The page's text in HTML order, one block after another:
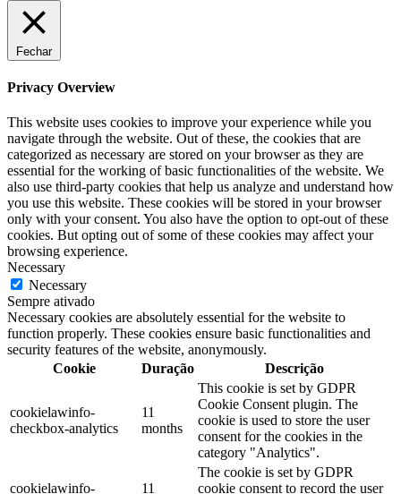
Fechar
Privacy Overview
This website uses cookies to improve your experience while you
navigate through the website. Out of these, the cookies that are
categorized as necessary are stored on your browser as they are
essential for the working of basic functionalities of the website. We
also use third-party cookies that help us analyze and understand how
you use this website. These cookies will be stored in your browser
only with your consent. You also have the option to opt-out of these
cookies. But opting out of some of these cookies may affect your
browsing experience.
Necessary
Necessary
Sempre ativado
Necessary cookies are absolutely essential for the website to
function properly. These cookies ensure basic functionalities and
security features of the website, anonymously.
Cookie
Duração Descrição
cookielawinfo-
checkbox-analytics
11
months
This cookie is set by GDPR
Cookie Consent plugin. The
cookie is used to store the user
consent for the cookies in the
category "Analytics".
cookielawinfo-
11
The cookie is set by GDPR
cookie consent to record the user